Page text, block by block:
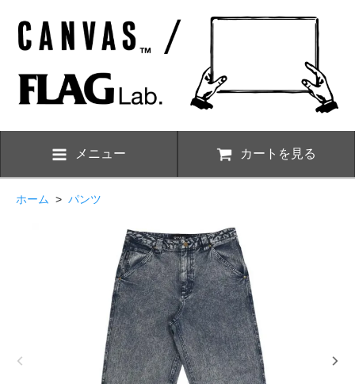
メニュー カートを見る
ホーム > パンツ